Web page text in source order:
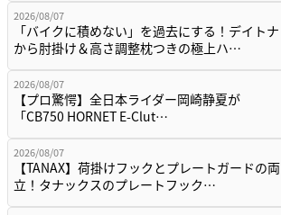
2026/08/07
「バイクに積めない」を過去にする！デイトナ
から肘掛け＆高さ調整枕つきの極上ハ…
2026/08/07
【プロ驚愕】全日本ライダー岡崎静夏が
「CB750 HORNET E-Clut…
2026/08/07
【TANAX】荷掛けフックとプレートガードの両
立！タナックスのプレートフック…